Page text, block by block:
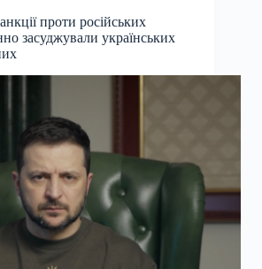
проти російських
засуджували українських